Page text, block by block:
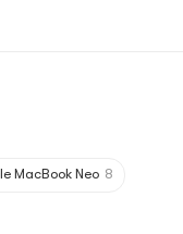
MacBook Neo 8